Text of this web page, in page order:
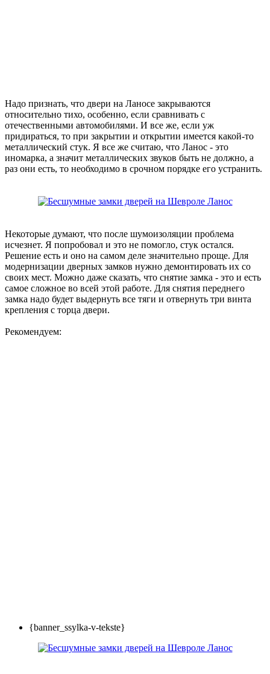
Надо признать, что двери на Ланосе закрываются
относительно тихо, особенно, если сравнивать с
отечественными автомобилями. И все же, если уж
придираться, то при закрытии и открытии имеется какой-то
металлический стук. Я все же считаю, что Ланос - это
иномарка, а значит металлических звуков быть не должно, а
раз они есть, то необходимо в срочном порядке его устранить.
Некоторые думают, что после шумоизоляции проблема
исчезнет. Я попробовал и это не помогло, стук остался.
Решение есть и оно на самом деле значительно проще. Для
модернизации дверных замков нужно демонтировать их со
своих мест. Можно даже сказать, что снятие замка - это и есть
самое сложное во всей этой работе. Для снятия переднего
замка надо будет выдернуть все тяги и отвернуть три винта
крепления с торца двери.
Рекомендуем:
{banner_ssylka-v-tekste}